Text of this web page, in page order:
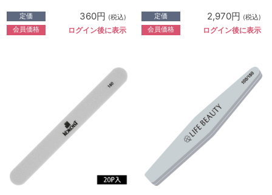
定価 360円 (税込)
会員価格 ログイン後に表示
定価 2,970円 (税込)
会員価格 ログイン後に表示